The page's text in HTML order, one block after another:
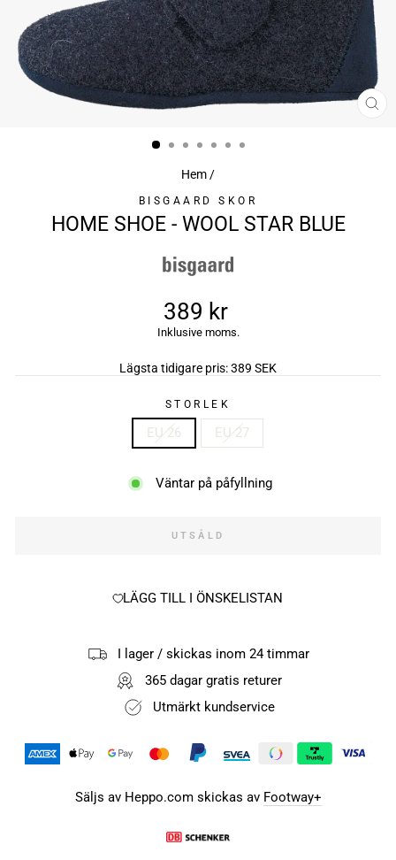
Hem/
BISGAARD SKOR
HOME SHOE - WOOL STAR BLUE
389 kr
Ursprungligt
Inklusive moms.
Lägsta tidigare pris:389 SEK
STORLEK
EU 26 EU 27
Väntar på påfyllning
UTSÅLD
LÄGG TILL I ÖNSKELISTAN
I lager / skickas inom 24 timmar
365 dagar gratis returer
Utmärkt kundservice
Säljs av Heppo.com skickas av Footway+